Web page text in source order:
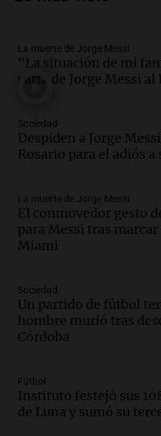
Audio.Tragedia en
y cinco heridos
un puente
Episodios
Audio.Messi
Rosario para
Episodios
Audio.Ley de
en el Congreso
comunicacional del
Episodios
Audio.Casabindo
celebración única:
tradicional Toreo
Audio.Borges,
"Tres hombres se
hacerle preguntas
La muerte de Jorge Messi
"La situación de mi
carta de Jorge Messi
Sociedad
Despiden a Jorge
Rosario para el adiós a
La muerte de Jorge Messi
El conmovedor gesto
para Messi tras
Miami
Sociedad
Un partido de fútbol
hombre murió tras
Córdoba
Fútbol
Instituto festejó sus
de Luna y sumó su